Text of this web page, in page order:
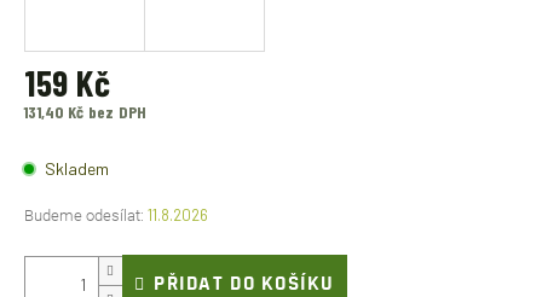
159 Kč
131,40 Kč bez DPH
cena:Skladem
11.8.2026
PŘIDAT DO KOŠÍKU